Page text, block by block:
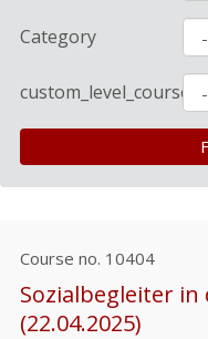
Category
custom_level_course
Course no. 10404
Sozialbegleiter
(22.04.2025)